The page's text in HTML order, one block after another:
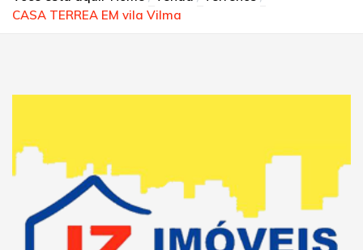
CASA TERREA EM vila Vilma